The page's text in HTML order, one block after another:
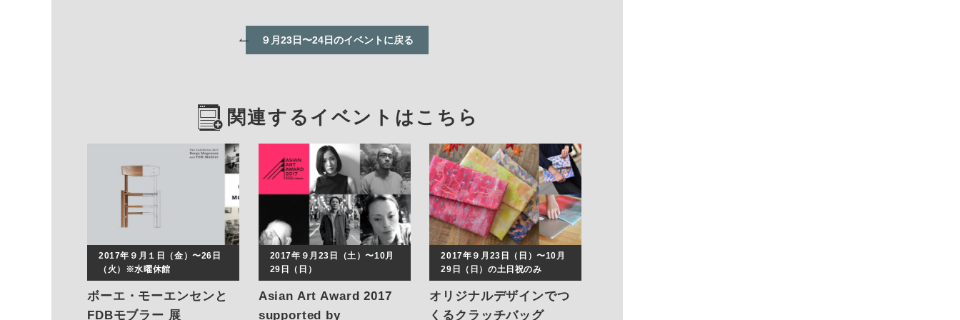
９月23日〜24日のイベントに戻る
関連するイベントはこちら
2017年９月１日（金）〜26日
（火）※水曜休館
ボーエ・モーエンセンと
FDBモブラー 展
2017年９月23日（土）〜10月
29日（日）
Asian Art Award 2017
supported by
2017年９月23日（日）〜10月
29日（日）の土日祝のみ
オリジナルデザインでつ
くるクラッチバッグ